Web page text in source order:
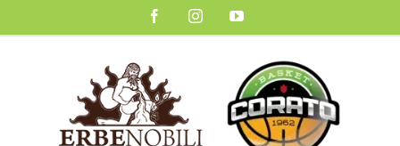
FacebookInstagramYouTube